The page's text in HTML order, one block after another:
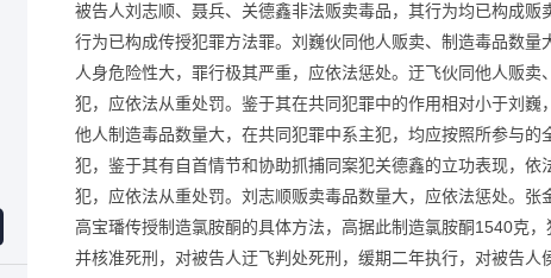
被告人刘志顺、聂兵、关德鑫非法贩卖毒品，其行为均已构成
行为已构成传授犯罪方法罪。刘巍伙同他人贩卖、制造毒品数量
人身危险性大，罪行极其严重，应依法惩处。迂飞伙同他人贩
犯，应依法从重处罚。鉴于其在共同犯罪中的作用相对小于刘
他人制造毒品数量大，在共同犯罪中系主犯，均应按照所参与
犯，鉴于其有自首情节和协助抓捕同案犯关德鑫的立功表现，
犯，应依法从重处罚。刘志顺贩卖毒品数量大，应依法惩处。
高宝璠传授制造氯胺酮的具体方法，高据此制造氯胺酮1540克
并核准死刑，对被告人迂飞判处死刑，缓期二年执行，对被告